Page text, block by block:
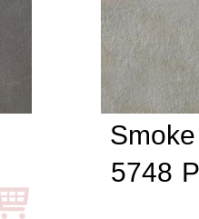
5748